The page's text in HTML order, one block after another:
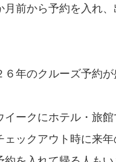
月前から予約を入れ、
年のクルーズ予約が
イークにホテル・旅館
ェックアウト時に来